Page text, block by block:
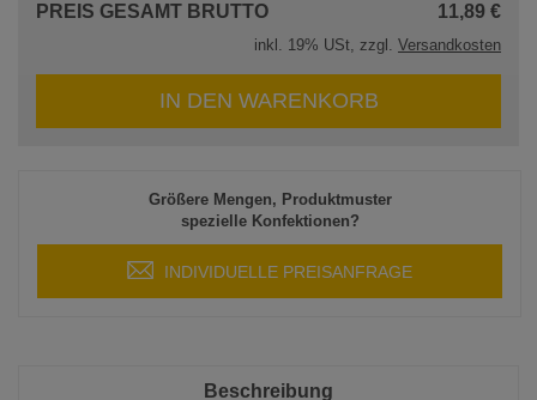
PREIS GESAMT BRUTTO 11,89 €
inkl. 19% USt, zzgl. Versandkosten
IN DEN WARENKORB
Größere Mengen, Produktmuster
spezielle Konfektionen?
INDIVIDUELLE PREISANFRAGE
Beschreibung